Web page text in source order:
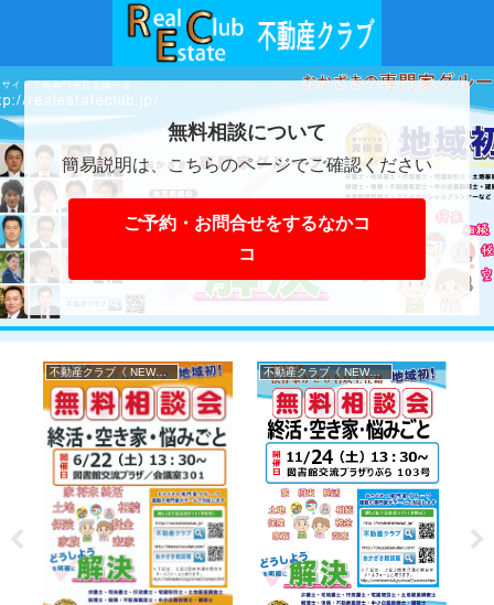
無料相談について
簡易説明は、こちらのページでご確認ください
ご予約・お問合せをするなかコ
コ
不動産クラブ《 NEWS 》 不動産クラブ《 NEWS 》